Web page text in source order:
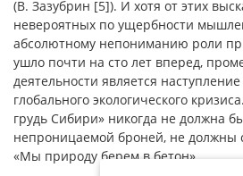
(В. Зазубрин [5]). И хотя от этих
невероятных по ущербности
абсолютному непониманию роли
ушло почти на сто лет вперед,
деятельности является
глобального экологического
грудь Сибири» никогда не должна
непроницаемой броней, не должны
«Мы природу берем в бетон».